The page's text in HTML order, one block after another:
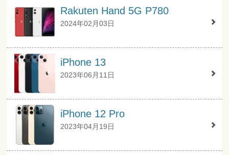
Rakuten Hand 5G P780
2024年02月03日
iPhone 13
2023年06月11日
iPhone 12 Pro
2023年04月19日